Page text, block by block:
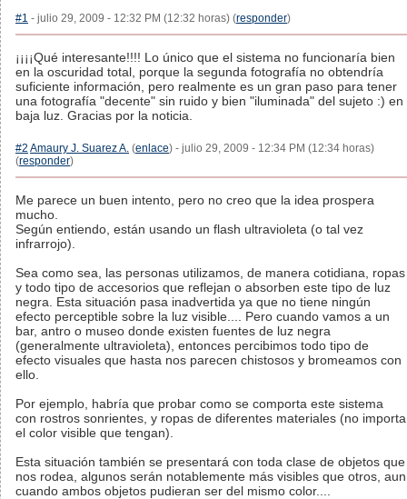
#1 - julio 29, 2009 - 12:32 PM (12:32 horas) (responder)
¡¡¡¡Qué interesante!!!! Lo único que el sistema no funcionaría bien
en la oscuridad total, porque la segunda fotografía no obtendría
suficiente información, pero realmente es un gran paso para tener
una fotografía "decente" sin ruido y bien "iluminada" del sujeto :) en
baja luz. Gracias por la noticia.
#2 Amaury J. Suarez A. (enlace) - julio 29, 2009 - 12:34 PM (12:34 horas)
(responder)
Me parece un buen intento, pero no creo que la idea prospera
mucho.
Según entiendo, están usando un flash ultravioleta (o tal vez
infrarrojo).
Sea como sea, las personas utilizamos, de manera cotidiana, ropas
y todo tipo de accesorios que reflejan o absorben este tipo de luz
negra. Esta situación pasa inadvertida ya que no tiene ningún
efecto perceptible sobre la luz visible.... Pero cuando vamos a un
bar, antro o museo donde existen fuentes de luz negra
(generalmente ultravioleta), entonces percibimos todo tipo de
efecto visuales que hasta nos parecen chistosos y bromeamos con
ello.
Por ejemplo, habría que probar como se comporta este sistema
con rostros sonrientes, y ropas de diferentes materiales (no importa
el color visible que tengan).
Esta situación también se presentará con toda clase de objetos que
nos rodea, algunos serán notablemente más visibles que otros, aun
cuando ambos objetos pudieran ser del mismo color....